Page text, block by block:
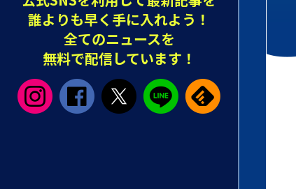
誰よりも早く手に入れよう！
全てのニュースを
無料で配信しています！